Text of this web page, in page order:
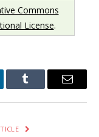
Commons
License.
Tumblr Email